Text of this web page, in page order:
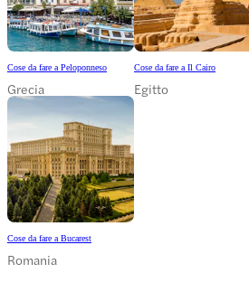
Cose da fare a Peloponneso
Grecia
Cose da fare a Il Cairo
Egitto
Cose da fare a Bucarest
Romania